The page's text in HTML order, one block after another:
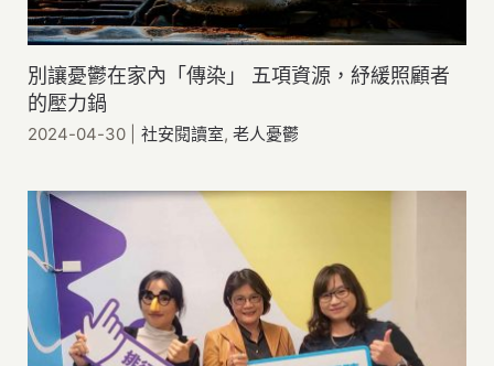
別讓憂鬱在家內「傳染」 五項資源，紓緩照顧者
的壓力鍋
2024-04-30 社安閱讀室,老人憂鬱